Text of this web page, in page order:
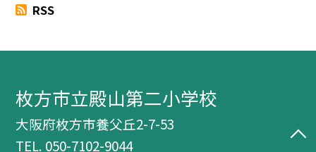
RSS
枚方市立殿山第二小学校
大阪府枚方市養父丘2-7-53
TEL. 050-7102-9044